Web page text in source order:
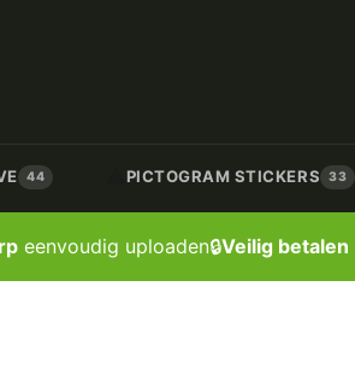
44 PICTOGRAM STICKERS 33
eenvoudig uploaden🔒Veilig betalen